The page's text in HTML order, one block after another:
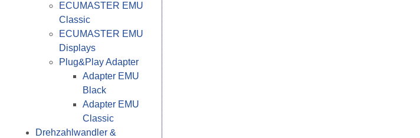
ECUMASTER EMU
Classic
ECUMASTER EMU
Displays
Plug&Play Adapter
Adapter EMU
Black
Adapter EMU
Classic
Drehzahlwandler &